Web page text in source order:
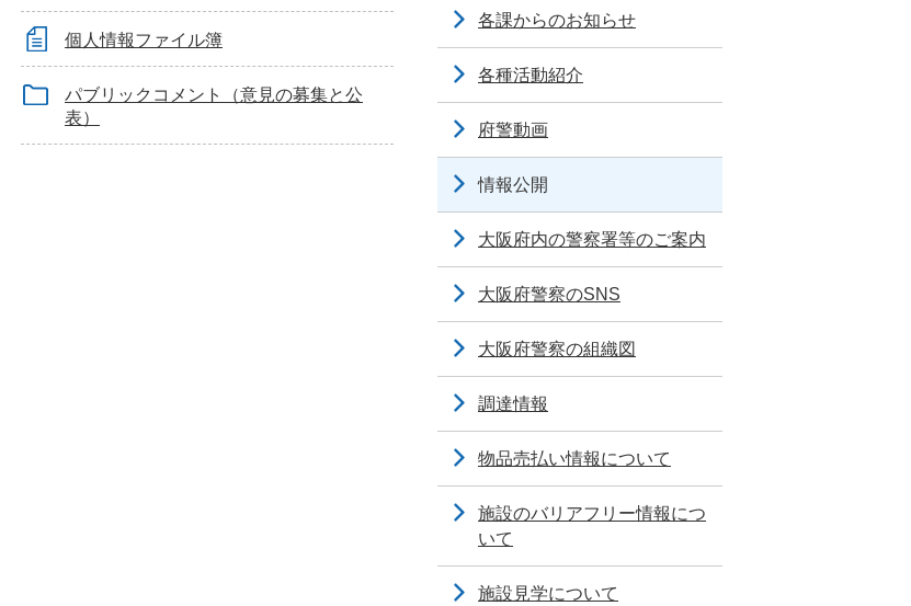
個人情報ファイル簿
パブリックコメント（意見の募集と公
表）
各課からのお知らせ
各種活動紹介
府警動画
情報公開
大阪府内の警察署等のご案内
大阪府警察のSNS
大阪府警察の組織図
調達情報
物品売払い情報について
施設のバリアフリー情報につ
いて
施設見学について